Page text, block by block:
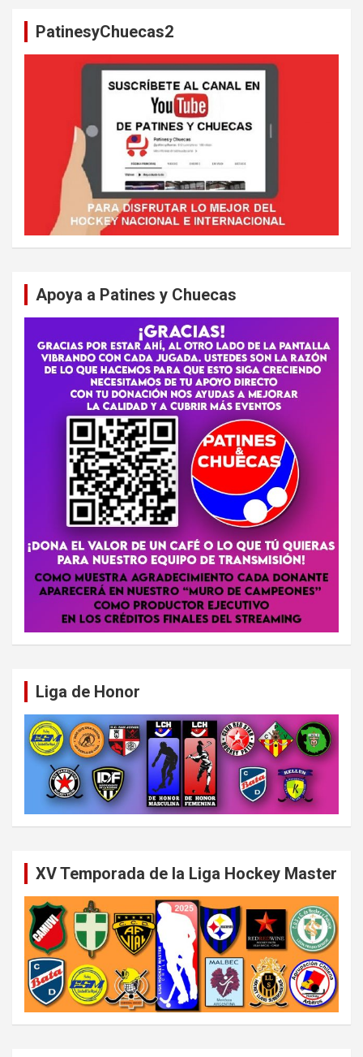
PatinesyChuecas2
Apoya a Patines y Chuecas
Liga de Honor
XV Temporada de la Liga Hockey Master